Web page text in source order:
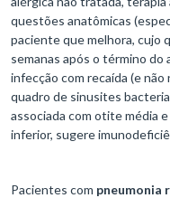
questões anatômicas
paciente que melhora, cujo
semanas após o término
infecção com recaída (e
quadro de sinusites
associada com otite média
inferior, sugere
Pacientes com pneumonia